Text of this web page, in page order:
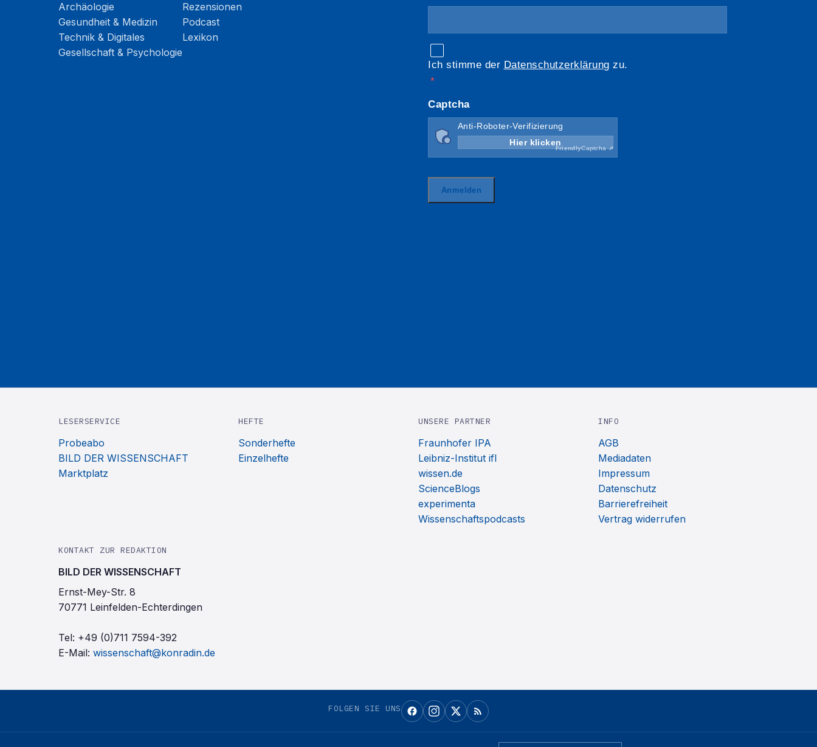
Archäologie
Gesundheit & Medizin
Technik & Digitales
Gesellschaft & Psychologie
Rezensionen
Podcast
Lexikon
LESERSERVICE
Probeabo
BILD DER WISSENSCHAFT
Marktplatz
HEFTE
Sonderhefte
Einzelhefte
UNSERE PARTNER
Fraunhofer IPA
Leibniz-Institut ifl
wissen.de
ScienceBlogs
experimenta
Wissenschaftspodcasts
INFO
AGB
Mediadaten
Impressum
Datenschutz
Barrierefreiheit
Vertrag widerrufen
KONTAKT ZUR REDAKTION
BILD DER WISSENSCHAFT
Ernst-Mey-Str. 8
70771 Leinfelden-Echterdingen
Tel: +49 (0)711 7594-392
E-Mail: wissenschaft@konradin.de
FOLGEN SIE UNS